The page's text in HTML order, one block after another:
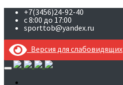
+7(3456)24-92-40
с 8:00 до 17:00
sporttob@yandex.ru
Версия для слабовидящих
Skip
to
content